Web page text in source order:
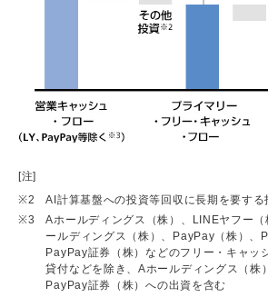
[注]
※2
AI計算基盤への投資等回収に長期を要する
※3
Aホールディングス（株）、LINEヤフー
ールディングス（株）、PayPay（株）、
PayPay証券（株）などのフリー・キャッ
貸付などを除き、Aホールディングス（株
Pay Pay証券（株）への出資を含む